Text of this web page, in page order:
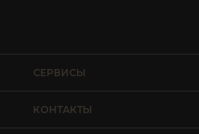
КОНТАКТЫ
СЕРВИСЫ